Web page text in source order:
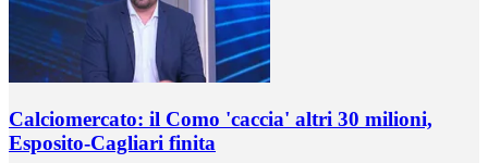
Calciomercato: il Como 'caccia' altri 30 milioni,
Esposito-Cagliari finita